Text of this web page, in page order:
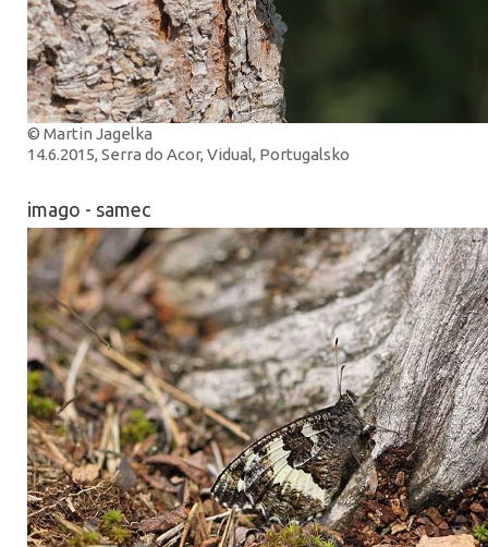
© Martin Jagelka
14.6.2015, Serra do Acor, Vidual, Portugalsko
imago - samec